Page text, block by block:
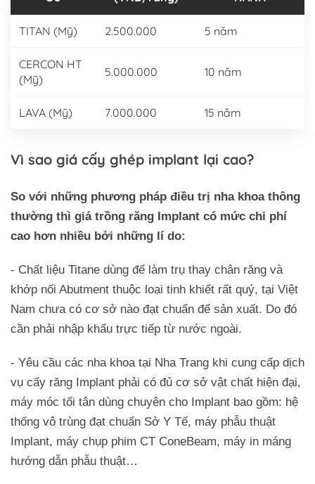
TITAN (Mỹ) 2.500.000 5 năm
CERCON HT
(Mỹ)
5.000.000 10 năm
LAVA (Mỹ) 7.000.000 15 năm
Vì sao giá cấy ghép implant lại cao?
So với những phương pháp điều trị nha khoa thông
thường thì giá trồng răng Implant có mức chi phí
cao hơn nhiều bởi những lí do:
- Chất liệu Titane dùng để làm trụ thay chân răng và
khớp nối Abutment thuộc loại tinh khiết rất quý, tại Việt
Nam chưa có cơ sở nào đạt chuẩn để sản xuất. Do đó
cần phải nhập khẩu trực tiếp từ nước ngoài.
- Yêu cầu các nha khoa tại Nha Trang khi cung cấp dịch
vụ cấy răng Implant phải có đủ cơ sở vật chất hiện đại,
máy móc tối tân dùng chuyên cho Implant bao gồm: hệ
thống vô trùng đạt chuẩn Sở Y Tế, máy phẫu thuật
Implant, máy chụp phim CT ConeBeam, máy in máng
hướng dẫn phẫu thuật…